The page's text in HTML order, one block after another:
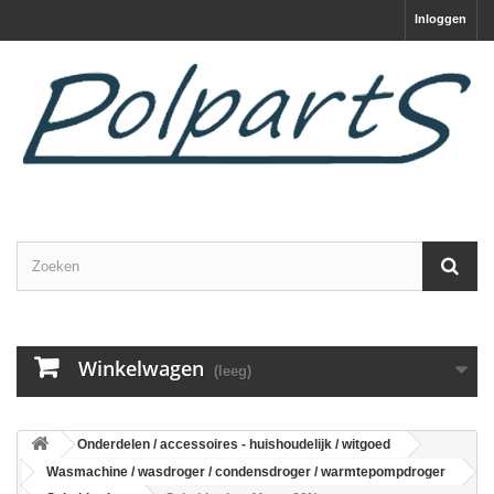
Inloggen
Winkelwagen (leeg)
Onderdelen / accessoires - huishoudelijk / witgoed
Wasmachine / wasdroger / condensdroger / warmtepompdroger